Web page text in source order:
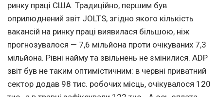
ринку праці США. Традиційно, першим був
оприлюднений звіт JOLTS, згідно якого кількість
вакансій на ринку праці виявилася більшою, ніж
прогнозувалося — 7,6 мільйона проти очікуваних 7,3
мільйона. Рівні найму та звільнень не змінилися. ADP
звіт був не таким оптимістичним: в червні приватний
сектор додав 98 тис. робочих місць, очікувалося 120